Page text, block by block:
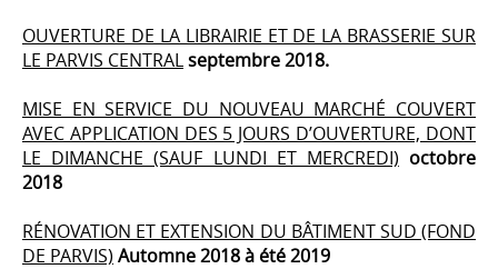
OUVERTURE DE LA LIBRAIRIE ET DE LA BRASSERIE SUR
LE PARVIS CENTRALseptembre 2018.
MISE EN SERVICE DU NOUVEAU MARCHÉ COUVERT
AVEC APPLICATION DES 5 JOURS D’OUVERTURE, DONT
LE DIMANCHE (SAUF LUNDI ET MERCREDI) octobre
2018
RÉNOVATION ET EXTENSION DU BÂTIMENT SUD (FOND
DE PARVIS) Automne 2018 à été 2019